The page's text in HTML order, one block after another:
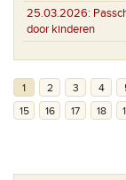
25.03.2026:
door kinderen
1 2 3 4
15
16 17 18